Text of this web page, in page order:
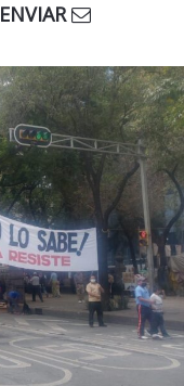
ENVIAR